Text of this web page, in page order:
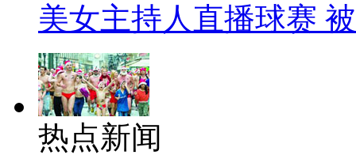
美女主持人直播球赛
热点新闻